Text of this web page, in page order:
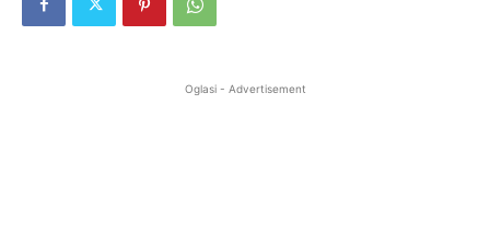
Oglasi - Advertisement